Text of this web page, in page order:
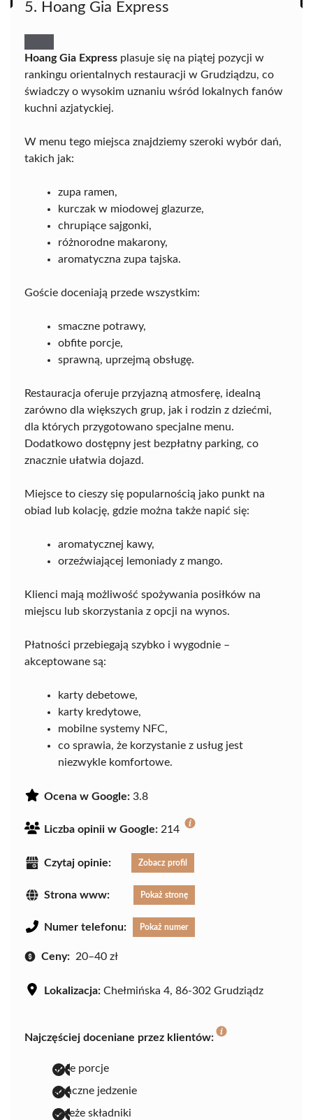
5. Hoang Gia Express
Hoang Gia Express plasuje się na piątej pozycji w
rankingu orientalnych restauracji w Grudziądzu, co
świadczy o wysokim uznaniu wśród lokalnych fanów
kuchni azjatyckiej.
W menu tego miejsca znajdziemy szeroki wybór dań,
takich jak:
zupa ramen,
kurczak w miodowej glazurze,
chrupiące sajgonki,
różnorodne makarony,
aromatyczna zupa tajska.
Goście doceniają przede wszystkim:
smaczne potrawy,
obfite porcje,
sprawną, uprzejmą obsługę.
Restauracja oferuje przyjazną atmosferę, idealną
zarówno dla większych grup, jak i rodzin z dziećmi,
dla których przygotowano specjalne menu.
Dodatkowo dostępny jest bezpłatny parking, co
znacznie ułatwia dojazd.
Miejsce to cieszy się popularnością jako punkt na
obiad lub kolację, gdzie można także napić się:
aromatycznej kawy,
orzeźwiającej lemoniady z mango.
Klienci mają możliwość spożywania posiłków na
miejscu lub skorzystania z opcji na wynos.
Płatności przebiegają szybko i wygodnie –
akceptowane są:
karty debetowe,
karty kredytowe,
mobilne systemy NFC,
co sprawia, że korzystanie z usług jest
niezwykle komfortowe.
Ocena w Google: 3.8
Liczba opinii w Google: 214
Czytaj opinie: Zobacz profil
Strona www: Pokaż stronę
Numer telefonu: Pokaż numer
Ceny: 20–40 zł
Lokalizacja: Chełmińska 4, 86-302 Grudziądz
Najczęściej doceniane przez klientów:
duże porcje
smaczne jedzenie
świeże składniki